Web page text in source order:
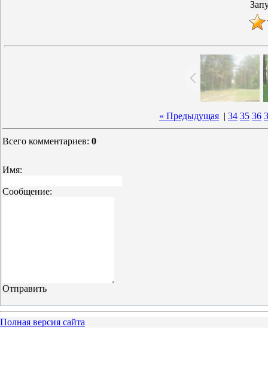
« Предыдущая | 34 35 36
Всего комментариев: 0
Имя:
Сообщение:
Полная версия сайта